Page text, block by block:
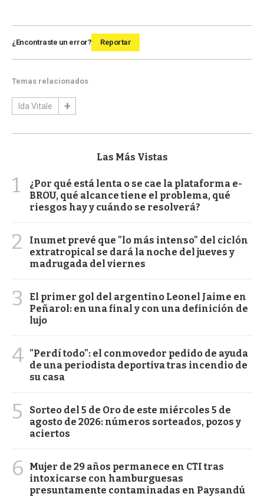
¿Encontraste un error? Reportar
Temas relacionados
Ida Vitale
Las Más Vistas
1
¿Por qué está lenta o se cae la plataforma e-
BROU, qué alcance tiene el problema, qué
riesgos hay y cuándo se resolverá?
2
Inumet prevé que "lo más intenso" del ciclón
extratropical se dará la noche del jueves y
madrugada del viernes
3
El primer gol del argentino Leonel Jaime en
Peñarol: en una final y con una definición de
lujo
4 "Perdí todo": el conmovedor pedido de ayuda
de una periodista deportiva tras incendio de
su casa
5
Sorteo del 5 de Oro de este miércoles 5 de
agosto de 2026: números sorteados, pozos y
aciertos
6
Mujer de 29 años permanece en CTI tras
intoxicarse con hamburguesas
presuntamente contaminadas en Paysandú